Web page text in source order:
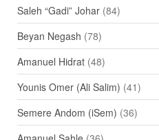
Saleh “Gadi” Johar(84)
Beyan Negash (78)
Amanuel Hidrat(48)
Younis Omer (Ali Salim) (41)
Semere Andom (iSem) (36)